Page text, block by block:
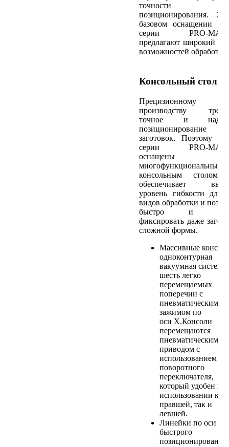
точности
позиционирования.
базовом оснащении
серии PRO-
предлагают широкий
возможностей
Консольный стол
Прецизионному
производству
точное и
позиционирование
заготовок. Поэтому
серии PRO-
оснащены
многофункциональным
консольным
обеспечивает
уровень гибкости для
видов обработки и
быстро и
фиксировать даже
сложной формы.
Массивные
одноконтурная
вакуумная система,
шесть легко
перемещаемых
поперечин с
пневматическим
зажимом по
оси X.Консоли
перемещаются
пневматическим
приводом с
использованием
поворотного
переключателя,
который удобен в
использовании как
правшей, так и
левшей.
Линейки по оси X
быстрого
позиционирования